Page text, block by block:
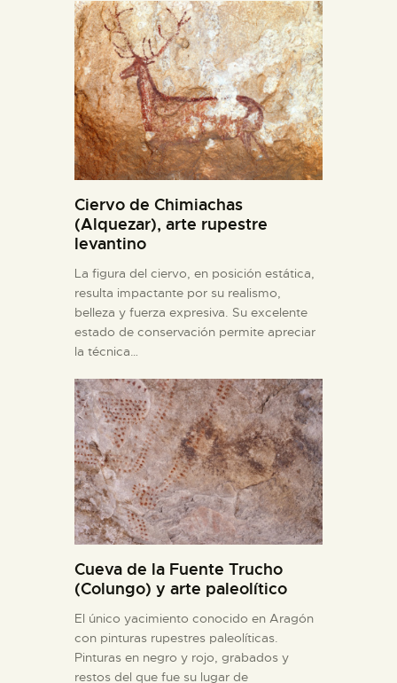
Ciervo de Chimiachas
(Alquezar), arte rupestre
levantino
La figura del ciervo, en posición estática,
resulta impactante por su realismo,
belleza y fuerza expresiva. Su excelente
estado de conservación permite apreciar
la técnica…
Cueva de la Fuente Trucho
(Colungo) y arte paleolítico
El único yacimiento conocido en Aragón
con pinturas rupestres paleolíticas.
Pinturas en negro y rojo, grabados y
restos del que fue su lugar de